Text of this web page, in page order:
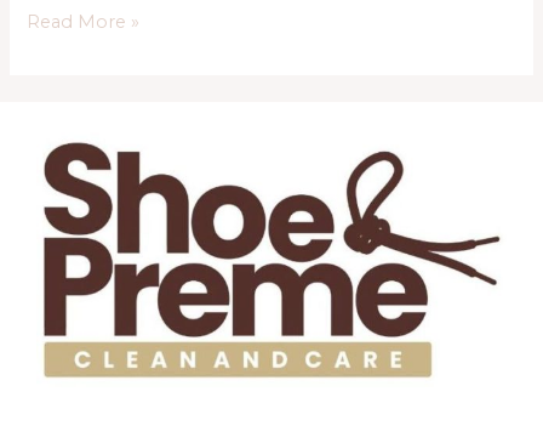
Read More »